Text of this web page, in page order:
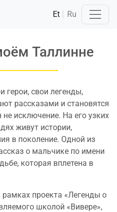
Et Ru
Таллинне
герои, свои легенды,
рассказами и становятся
исключение. На его узких
живут истории,
в поколение. Одной из
о мальчике по имени
которая вплетена в
проекта «Легенды о
школой «Вивере»,